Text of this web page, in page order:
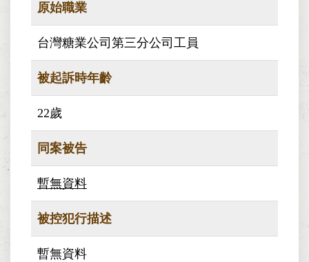
原始職業
台灣糖業公司第三分公司工員
被起訴時年齡
22歲
同案被告
暫無資料
被控犯行描述
暫無資料